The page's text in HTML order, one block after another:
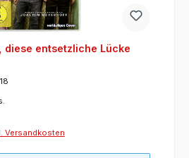
diese entsetzliche Lücke
Versandkosten